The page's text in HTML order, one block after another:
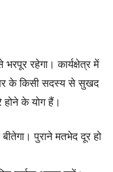
रहेगा। कार्यक्षेत्र में
के किसी सदस्य से सुखद
होने के योग हैं।
पुराने मतभेद दूर हो